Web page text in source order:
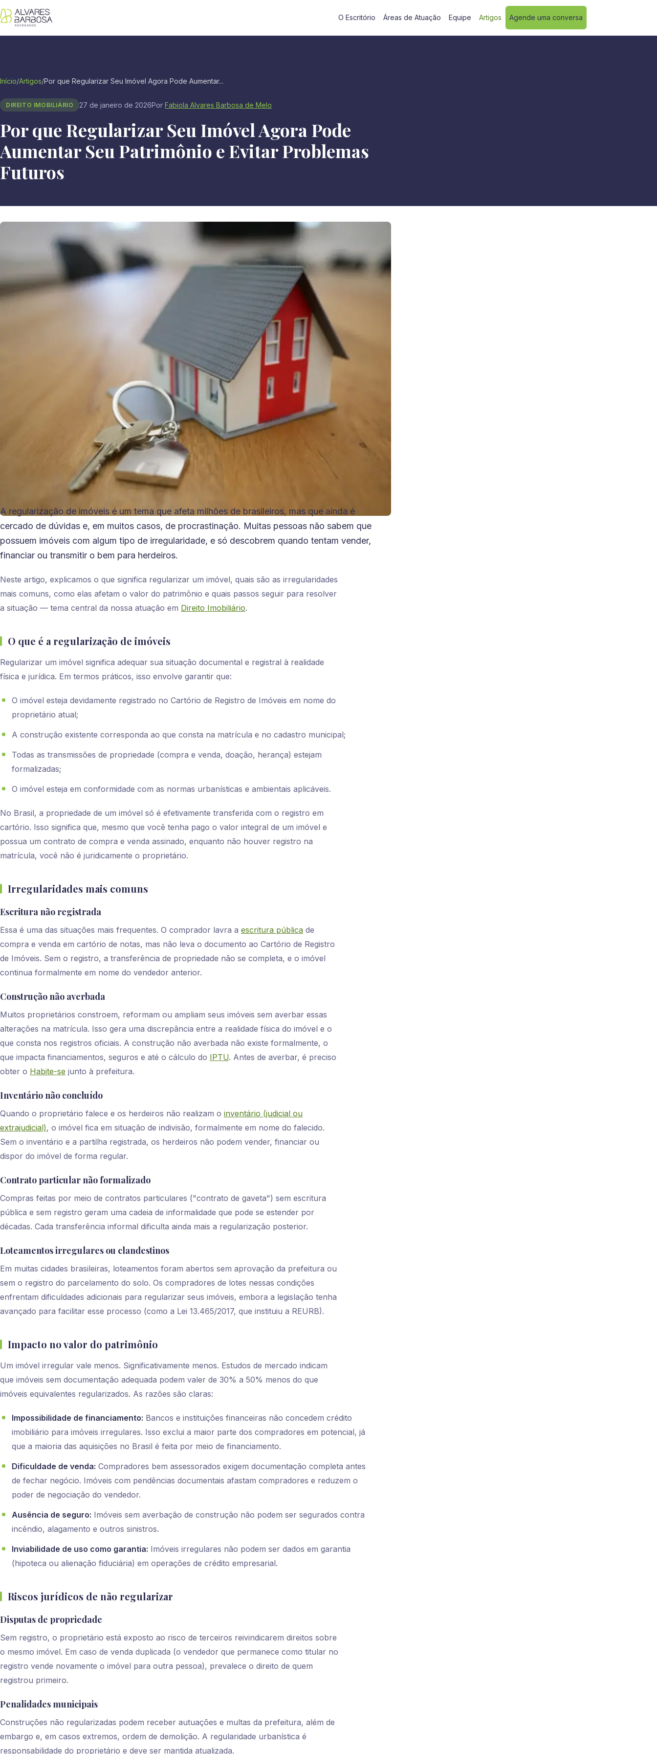
O Escritório Áreas de Atuação Equipe Artigos Agende uma conversa
Início/Artigos/Por que Regularizar Seu Imóvel Agora Pode Aumentar...
DIREITO IMOBILIÁRIO 27 de janeiro de 2026PorFabiola Alvares Barbosa de Melo
Por que Regularizar Seu Imóvel Agora Pode
Aumentar Seu Patrimônio e Evitar Problemas
Futuros
A regularização de imóveis é um tema que afeta milhões de brasileiros, mas que ainda é
cercado de dúvidas e, em muitos casos, de procrastinação. Muitas pessoas não sabem que
possuem imóveis com algum tipo de irregularidade, e só descobrem quando tentam vender,
financiar ou transmitir o bem para herdeiros.
Neste artigo, explicamos o que significa regularizar um imóvel, quais são as irregularidades
mais comuns, como elas afetam o valor do patrimônio e quais passos seguir para resolver
a situação — tema central da nossa atuação em Direito Imobiliário.
O que é a regularização de imóveis
Regularizar um imóvel significa adequar sua situação documental e registral à realidade
física e jurídica. Em termos práticos, isso envolve garantir que:
O imóvel esteja devidamente registrado no Cartório de Registro de Imóveis em nome do
proprietário atual;
A construção existente corresponda ao que consta na matrícula e no cadastro municipal;
Todas as transmissões de propriedade (compra e venda, doação, herança) estejam
formalizadas;
O imóvel esteja em conformidade com as normas urbanísticas e ambientais aplicáveis.
No Brasil, a propriedade de um imóvel só é efetivamente transferida com o registro em
cartório. Isso significa que, mesmo que você tenha pago o valor integral de um imóvel e
possua um contrato de compra e venda assinado, enquanto não houver registro na
matrícula, você não é juridicamente o proprietário.
Irregularidades mais comuns
Escritura não registrada
Essa é uma das situações mais frequentes. O comprador lavra a escritura pública de
compra e venda em cartório de notas, mas não leva o documento ao Cartório de Registro
de Imóveis. Sem o registro, a transferência de propriedade não se completa, e o imóvel
continua formalmente em nome do vendedor anterior.
Construção não averbada
Muitos proprietários constroem, reformam ou ampliam seus imóveis sem averbar essas
alterações na matrícula. Isso gera uma discrepância entre a realidade física do imóvel e o
que consta nos registros oficiais. A construção não averbada não existe formalmente, o
que impacta financiamentos, seguros e até o cálculo do IPTU. Antes de averbar, é preciso
obter o Habite-se junto à prefeitura.
Inventário não concluído
Quando o proprietário falece e os herdeiros não realizam o inventário (judicial ou
extrajudicial), o imóvel fica em situação de indivisão, formalmente em nome do falecido.
Sem o inventário e a partilha registrada, os herdeiros não podem vender, financiar ou
dispor do imóvel de forma regular.
Contrato particular não formalizado
Compras feitas por meio de contratos particulares ("contrato de gaveta") sem escritura
pública e sem registro geram uma cadeia de informalidade que pode se estender por
décadas. Cada transferência informal dificulta ainda mais a regularização posterior.
Loteamentos irregulares ou clandestinos
Em muitas cidades brasileiras, loteamentos foram abertos sem aprovação da prefeitura ou
sem o registro do parcelamento do solo. Os compradores de lotes nessas condições
enfrentam dificuldades adicionais para regularizar seus imóveis, embora a legislação tenha
avançado para facilitar esse processo (como a Lei 13.465/2017, que instituiu a REURB).
Impacto no valor do patrimônio
Um imóvel irregular vale menos. Significativamente menos. Estudos de mercado indicam
que imóveis sem documentação adequada podem valer de 30% a 50% menos do que
imóveis equivalentes regularizados. As razões são claras:
Impossibilidade de financiamento: Bancos e instituições financeiras não concedem crédito
imobiliário para imóveis irregulares. Isso exclui a maior parte dos compradores em potencial, já
que a maioria das aquisições no Brasil é feita por meio de financiamento.
Dificuldade de venda: Compradores bem assessorados exigem documentação completa antes
de fechar negócio. Imóveis com pendências documentais afastam compradores e reduzem o
poder de negociação do vendedor.
Ausência de seguro: Imóveis sem averbação de construção não podem ser segurados contra
incêndio, alagamento e outros sinistros.
Inviabilidade de uso como garantia: Imóveis irregulares não podem ser dados em garantia
(hipoteca ou alienação fiduciária) em operações de crédito empresarial.
Riscos jurídicos de não regularizar
Disputas de propriedade
Sem registro, o proprietário está exposto ao risco de terceiros reivindicarem direitos sobre
o mesmo imóvel. Em caso de venda duplicada (o vendedor que permanece como titular no
registro vende novamente o imóvel para outra pessoa), prevalece o direito de quem
registrou primeiro.
Penalidades municipais
Construções não regularizadas podem receber autuações e multas da prefeitura, além de
embargo e, em casos extremos, ordem de demolição. A regularidade urbanística é
responsabilidade do proprietário e deve ser mantida atualizada.